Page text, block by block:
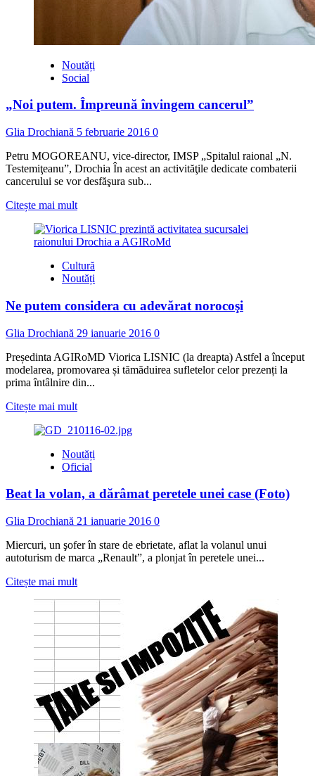
Noutăți
Social
„Noi putem. Împreună învingem cancerul”
Glia Drochiană 5 februarie 2016 0
Petru MOGOREANU, vice-director, IMSP „Spitalul raional „N.
Testemiţeanu”, Drochia În acest an activităţile dedicate combaterii
cancerului se vor desfăşura sub...
Citește mai multRead
about
„Noi
Împreună
învingem
Cultură
Noutăți
Ne putem considera cu adevărat norocoşi
Glia Drochiană 29 ianuarie 2016 0
Președinta AGIRoMD Viorica LISNIC (la dreapta) Astfel a început
modelarea, promovarea și tămăduirea sufletelor celor prezenți la
prima întâlnire din...
Citește mai multRead
about
putem
considera
adevărat
Noutăți
Oficial
Beat la volan, a dărâmat peretele unei case (Foto)
Glia Drochiană 21 ianuarie 2016 0
Miercuri, un şofer în stare de ebrietate, aflat la volanul unui
autoturism de marca „Renault”, a plonjat în peretele unei...
Citește mai multRead
a
dărâmat
peretele
unei
case
(Foto)